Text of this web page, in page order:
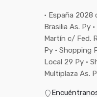
• España 2028
Brasilia As. Py •
Martín c/ Fed.
Py • Shopping
Local 29 Py •
Multiplaza As.